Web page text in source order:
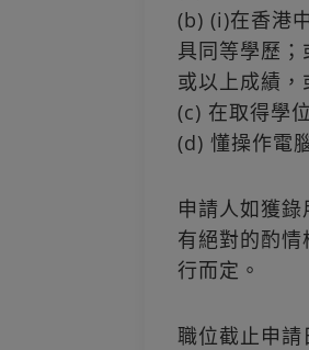
(b) (i)在香港
具同等學歷
或以上成績，
(c) 在取得學
(d) 懂操作電
申請人如獲
有絕對的酌
行而定。
職位截止申請